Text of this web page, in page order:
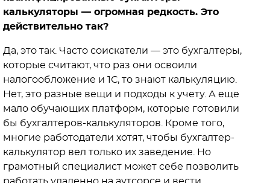
калькуляторы — огромная редкость. Это
действительно так?
Да, это так. Часто соискатели — это бухгалтеры,
которые считают, что раз они освоили
налогообложение и 1С, то знают калькуляцию.
Нет, это разные вещи и подходы к учету. А еще
мало обучающих платформ, которые готовили
бы бухгалтеров-калькуляторов. Кроме того,
многие работодатели хотят, чтобы бухгалтер-
калькулятор вел только их заведение. Но
грамотный специалист может себе позволить